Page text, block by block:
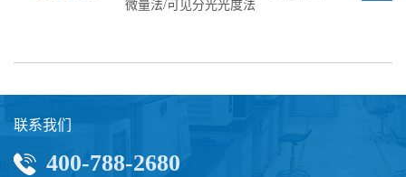
微量法/可见分光光度法
联系我们
400-788-2680